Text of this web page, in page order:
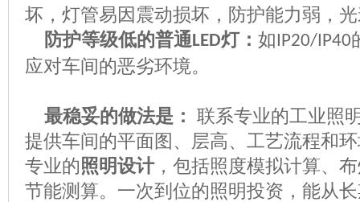
坏，灯管易因震动损坏，防护能力弱，
防护等级低的普通LED灯： 如IP20/IP40
应对车间的恶劣环境。
最稳妥的做法是： 联系专业的工业照
提供车间的平面图、层高、工艺流程和
专业的照明设计，包括照度模拟计算、
节能测算。一次到位的照明投资，能从